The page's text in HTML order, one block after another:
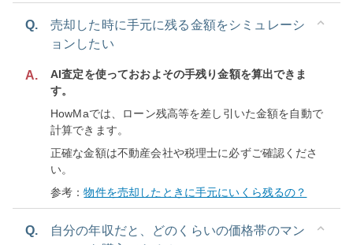
Q.
売却した時に手元に残る金額をシミュレーシ
ョンしたい
A.
AI査定を使っておおよその手残り金額を算出できま
す。
HowMaでは、ローン残高等を差し引いた金額を自動で
計算できます。
正確な金額は不動産会社や税理士に必ずご確認くださ
い。
参考：物件を売却したときに手元にいくら残るの？
Q.
自分の年収だと、どのくらいの価格帯のマン